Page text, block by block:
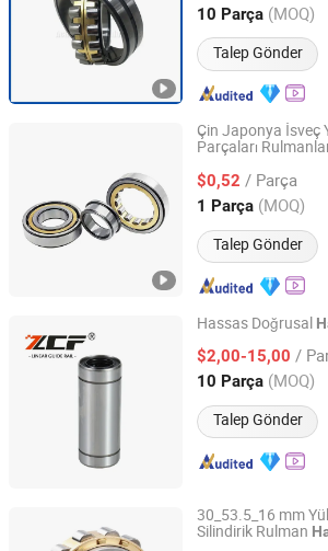
10 Parça (MOQ)
Talep Gönder
Shandong, China Fiyat 2020
Çin Japonya İsveç
Parçaları
$0,52 / Parça
1 Parça (MOQ)
Talep Gönder
Jingjiang E-Asia Bearing Co., Ltd.
Jiangsu, China Fiyat 2014
Hassas Doğrusal
$2,00-15,00 /
10 Parça (MOQ)
Talep Gönder
ZCF Precision Technology (Suzhou) Co.,
Fiyat 2019
30_53.5_16 mm
Silindirik Rulman
Shandong Leicester Bearing